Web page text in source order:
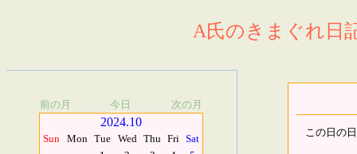
A氏のきまぐれ日
前の月 今日 次の月
2024.10
Sun Mon Tue Wed Thu Fri Sat
この日の